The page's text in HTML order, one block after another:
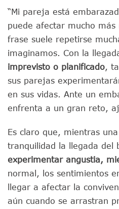
“Mi pareja está
puede afectar mucho más
frase suele repetirse
imaginamos. Con la
imprevisto o planificado,
sus parejas
en sus vidas. Ante un
enfrenta a un gran reto,
Es claro que, mientras
tranquilidad la llegada del
experimentar angustia,
normal, los sentimientos
llegar a afectar la
aún cuando se arrastran